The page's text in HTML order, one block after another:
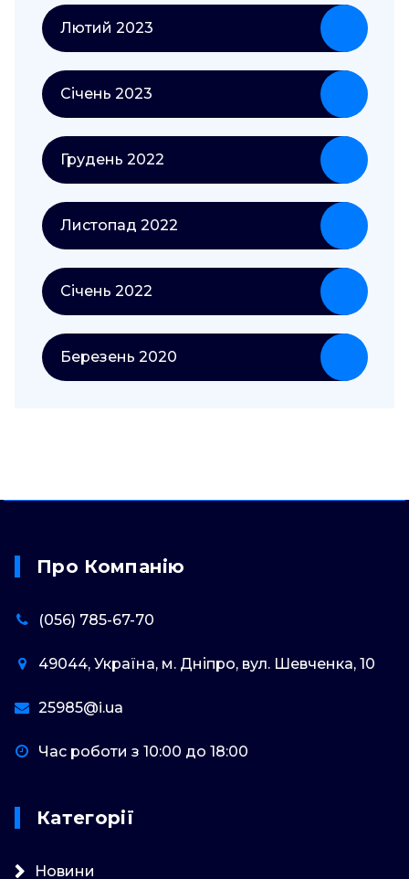
Лютий 2023
Січень 2023
Грудень 2022
Листопад 2022
Січень 2022
Березень 2020
Про Компанію
(056) 785-67-70
49044, Україна, м. Дніпро, вул. Шевченка, 10
25985@i.ua
Час роботи з 10:00 до 18:00
Категорії
Новини